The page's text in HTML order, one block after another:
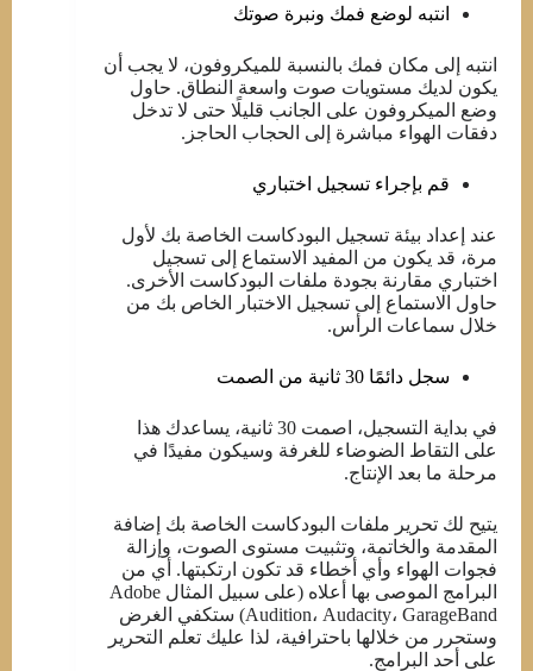
انتبه لوضع فمك ونبرة صوتك
انتبه إلى مكان فمك بالنسبة للميكروفون، لا يجب أن
يكون لديك مستويات صوت واسعة النطاق. حاول
وضع الميكروفون على الجانب قليلًا حتى لا تدخل
دفقات الهواء مباشرة إلى الحجاب الحاجز.
قم بإجراء تسجيل اختباري
عند إعداد بيئة تسجيل البودكاست الخاصة بك لأول
مرة، قد يكون من المفيد الاستماع إلى تسجيل
اختباري مقارنة بجودة ملفات البودكاست الأخرى.
حاول الاستماع إلى تسجيل الاختبار الخاص بك من
خلال سماعات الرأس.
سجل دائمًا 30 ثانية من الصمت
في بداية التسجيل، اصمت 30 ثانية، يساعدك هذا
على التقاط الضوضاء للغرفة وسيكون مفيدًا في
مرحلة ما بعد الإنتاج.
يتيح لك تحرير ملفات البودكاست الخاصة بك إضافة
المقدمة والخاتمة، وتثبيت مستوى الصوت، وإزالة
فجوات الهواء وأي أخطاء قد تكون ارتكبتها. أي من
البرامج الموصى بها أعلاه (على سبيل المثال Adobe
Audition، Audacity، GarageBand) ستكفي الغرض
وستحرر من خلالها باحترافية، لذا عليك تعلم التحرير
على أحد البرامج.